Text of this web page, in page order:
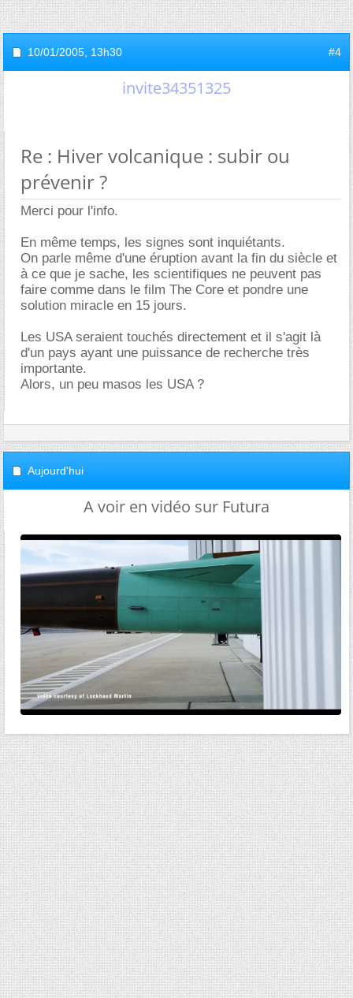
10/01/2005, 13h30 #4
invite34351325
Re : Hiver volcanique : subir ou
prévenir ?
Merci pour l'info.
En même temps, les signes sont inquiétants.
On parle même d'une éruption avant la fin du siècle et
à ce que je sache, les scientifiques ne peuvent pas
faire comme dans le film The Core et pondre une
solution miracle en 15 jours.
Les USA seraient touchés directement et il s'agit là
d'un pays ayant une puissance de recherche très
importante.
Alors, un peu masos les USA ?
Aujourd'hui
A voir en vidéo sur Futura